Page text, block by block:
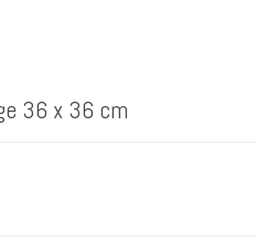
36 x 36 cm